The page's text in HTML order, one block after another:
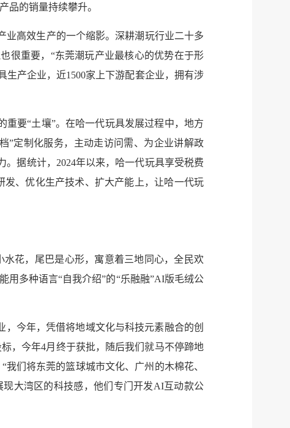
品的销量持续攀升。
业高效生产的一个缩影。深耕潮玩行业二十多
很重要，“东莞潮玩产业最核心的优势在于形
生产企业，近1500家上下游配套企业，拥有涉
要“土壤”。在哈一代玩具发展过程中，地方
”定制化服务，主动走访问需、为企业讲解政
据统计，2024年以来，哈一代玩具享受税费
、优化生产技术、扩大产能上，让哈一代玩
花，尾巴是心形，寓意着三地同心，全民欢
用多种语言“自我介绍”的“乐融融”AI版毛绒公
今年，凭借将地域文化与科技元素融合的创
，今年4月终于获批，随后我们就马不停蹄地
们将东莞的篮球城市文化、广州的木棉花、
现大湾区的科技感，他们专门开发AI互动款公